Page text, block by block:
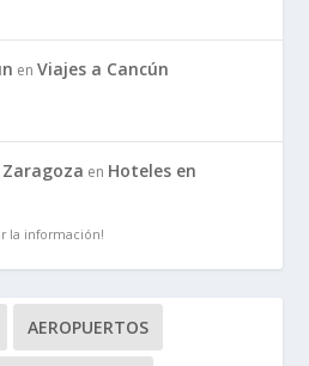
enViajes a Cancún
en Hoteles en
la información!
AEROPUERTOS